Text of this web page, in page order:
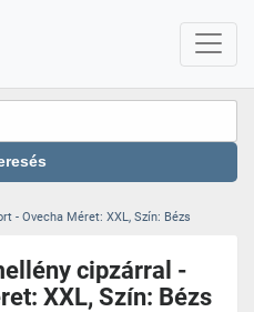
- Ovecha Méret: XXL, Szín: Bézs
cipzárral -
XXL, Szín: Bézs